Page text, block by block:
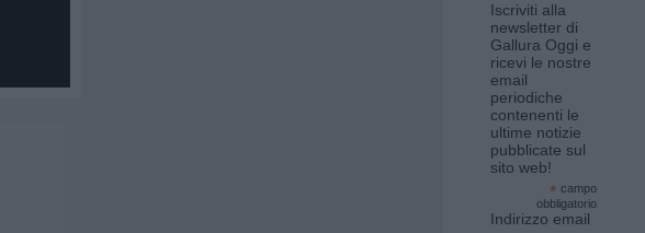
Iscriviti alla
newsletter di
Gallura Oggi e
ricevi le nostre
email
periodiche
contenenti le
ultime notizie
pubblicate sul
sito web!
* campo
obbligatorio
Indirizzo email